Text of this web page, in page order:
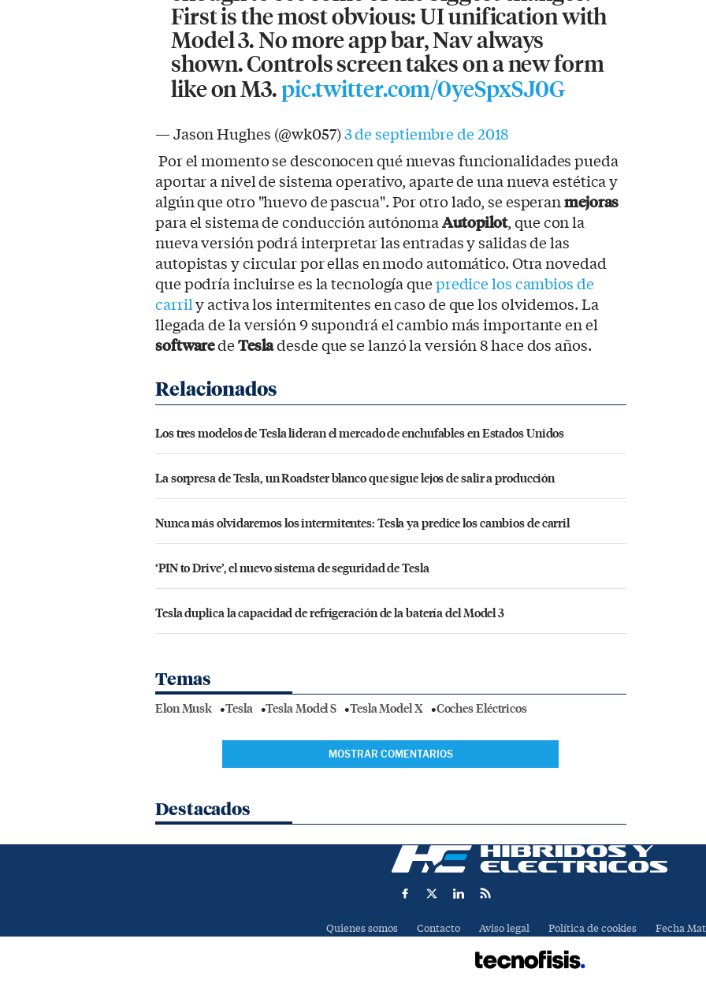
First is the most obvious: UI unification with
Model 3. No more app bar, Nav always
shown. Controls screen takes on a new form
like on M3.pic.twitter.com/0yeSpxSJ0G
— Jason Hughes (@wk057)3 de septiembre de 2018
Por el momento se desconocen qué nuevas funcionalidades pueda
aportar a nivel de sistema operativo, aparte de una nueva estética y
algún que otro "huevo de pascua". Por otro lado, se esperanmejoras
para el sistema de conducción autónomaAutopilot, que con la
nueva versión podrá interpretar las entradas y salidas de las
autopistas y circular por ellas en modo automático. Otra novedad
que podría incluirse es la tecnología quepredice los cambios de
carrily activa los intermitentes en caso de que los olvidemos. La
llegada de la versión 9 supondrá el cambio más importante en el
softwaredeTesladesde que se lanzó la versión 8 hace dos años.
Los tres modelos de Tesla lideran el mercado de enchufables en Estados Unidos
La sorpresa de Tesla, un Roadster blanco que sigue lejos de salir a producción
Nunca más olvidaremos los intermitentes: Tesla ya predice los cambios de carril
‘PIN to Drive’, el nuevo sistema de seguridad de Tesla
Tesla duplica la capacidad de refrigeración de la batería del Model 3
Temas
Elon Musk Tesla Tesla Model S Tesla Model X Coches Eléctricos
MOSTRAR COMENTARIOS
Destacados
Quienes somos Contacto Aviso legal Política de cookies Fecha